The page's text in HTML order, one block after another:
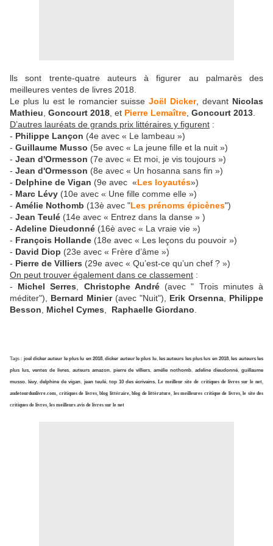
lls sont trente-quatre auteurs à figurer au palmarès des
meilleures ventes de livres 2018.
Le plus lu est le romancier suisseJoël Dicker, devant Nicolas
Mathieu Goncourt 2018 , et Pierre Lemaître Goncourt 2013
D’autres lauréats de grands prix littéraires y figurent :
- Philippe Lançon (4e avec « Le lambeau »)
- Guillaume Musso (5e avec « La jeune fille et la nuit »)
- Jean d'Ormesson (7e avec « Et moi, je vis toujours »)
- Jean d'Ormesson (8e avec « Un hosanna sans fin »)
- Delphine de Vigan (9e avec «Les loyautés»)
- Marc Lévy (10e avec « Une fille comme elle »)
- Amélie Nothomb (13è avec "Les prénoms épicènes")
- Jean Teulé (14e avec « Entrez dans la danse » )
- Adeline Dieudonné (16è avec « La vraie vie »)
- François Hollande (18e avec « Les leçons du pouvoir »)
- David Diop (23e avec « Frère d’âme »)
- Pierre de Villiers (29e avec « Qu’est-ce qu’un chef ? »)
On peut trouver également dans ce classement :
- Michel Serres Christophe André(avec " Trois minutes à
méditer"), Bernard Minier(avec "Nuit"), Erik Orsenna
Philippe
Besson
Michel Cymes Raphaelle Giordano
Tags : joel dicker auteur le plus lu en 2018,dicker auteur le plus lu, les auteurs les plus lus en 2018, les auteurs les
plus lus, ventes de livres, auteurs amazon, pierre de villiers,amélie nothomb,adeline dieudonné,guillaume
musso, lévy, delphine de vigan, jean teulé, top 10 des écrivains,Le meilleur site de critiques de livres sur le net,
audetourdunlivre.com, critiques de livres, blog littéraire, blog de littérature, les meilleures critique de livres,le site des
critiques de livres, les meilleurs avis de livres sur le net